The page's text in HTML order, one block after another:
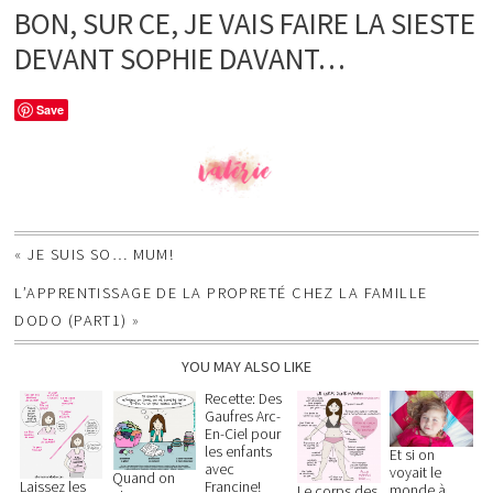
BON, SUR CE, JE VAIS FAIRE LA SIESTE
DEVANT SOPHIE DAVANT…
Save
«JE SUIS SO… MUM!
L’APPRENTISSAGE DE LA PROPRETÉ CHEZ LA FAMILLE
DODO (PART1) »
YOU MAY ALSO LIKE
Laissez les
Quand on
Recette: Des
Gaufres Arc-
En-Ciel pour
les enfants
avec
Francine!
Et si on
voyait le